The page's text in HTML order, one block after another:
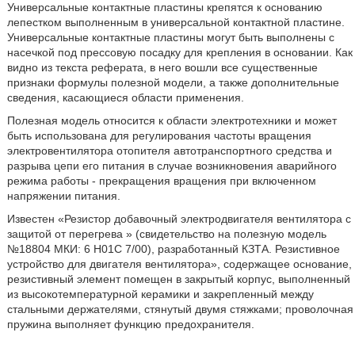
Универсальные контактные пластины крепятся к основанию
лепестком выполненным в универсальной контактной пластине.
Универсальные контактные пластины могут быть выполнены с
насечкой под прессовую посадку для крепления в основании. Как
видно из текста реферата, в него вошли все существенные
признаки формулы полезной модели, а также дополнительные
сведения, касающиеся области применения.
Полезная модель относится к области электротехники и может
быть использована для регулирования частоты вращения
электровентилятора отопителя автотранспортного средства и
разрыва цепи его питания в случае возникновения аварийного
режима работы - прекращения вращения при включенном
напряжении питания.
Известен «Резистор добавочный электродвигателя вентилятора с
защитой от перегрева » (свидетельство на полезную модель
№18804 МКИ: 6 H01C 7/00), разработанный КЗТА. Резистивное
устройство для двигателя вентилятора», содержащее основание,
резистивный элемент помещен в закрытый корпус, выполненный
из высокотемпературной керамики и закрепленный между
стальными держателями, стянутый двумя стяжками; проволочная
пружина выполняет функцию предохранителя.